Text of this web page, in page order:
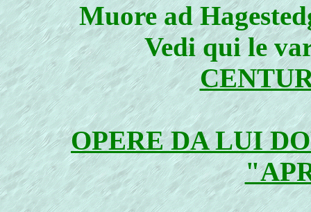
Muore ad
Vedi qui le
OPERE DA LUI